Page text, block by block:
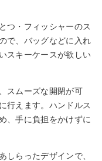
つ・フィッシャーのス
で、バッグなどに入れ
スキーケースが欲しい
スムーズな開閉が可
行えます。ハンドルス
、手に負担をかけずに
しらったデザインで、